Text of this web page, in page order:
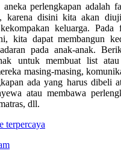
aneka perlengkapan adalah
karena disini kita akan
keluarga. Pada
kita dapat membangun
pada anak-anak.
untuk membuat list
masing-masing,
ada yang harus dibeli
atau membawa
dll.
terpercaya